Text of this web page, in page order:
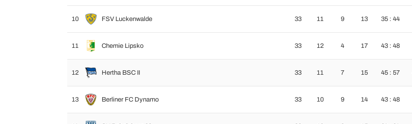
10 FSV Luckenwalde 33 11 9 13 35 : 44
11 Chemie Lipsko 33 12 4 17 43 : 48
12 Hertha BSC II 33 11 7 15 45 : 57
13 Berliner FC Dynamo 33 10 9 14 43 : 48